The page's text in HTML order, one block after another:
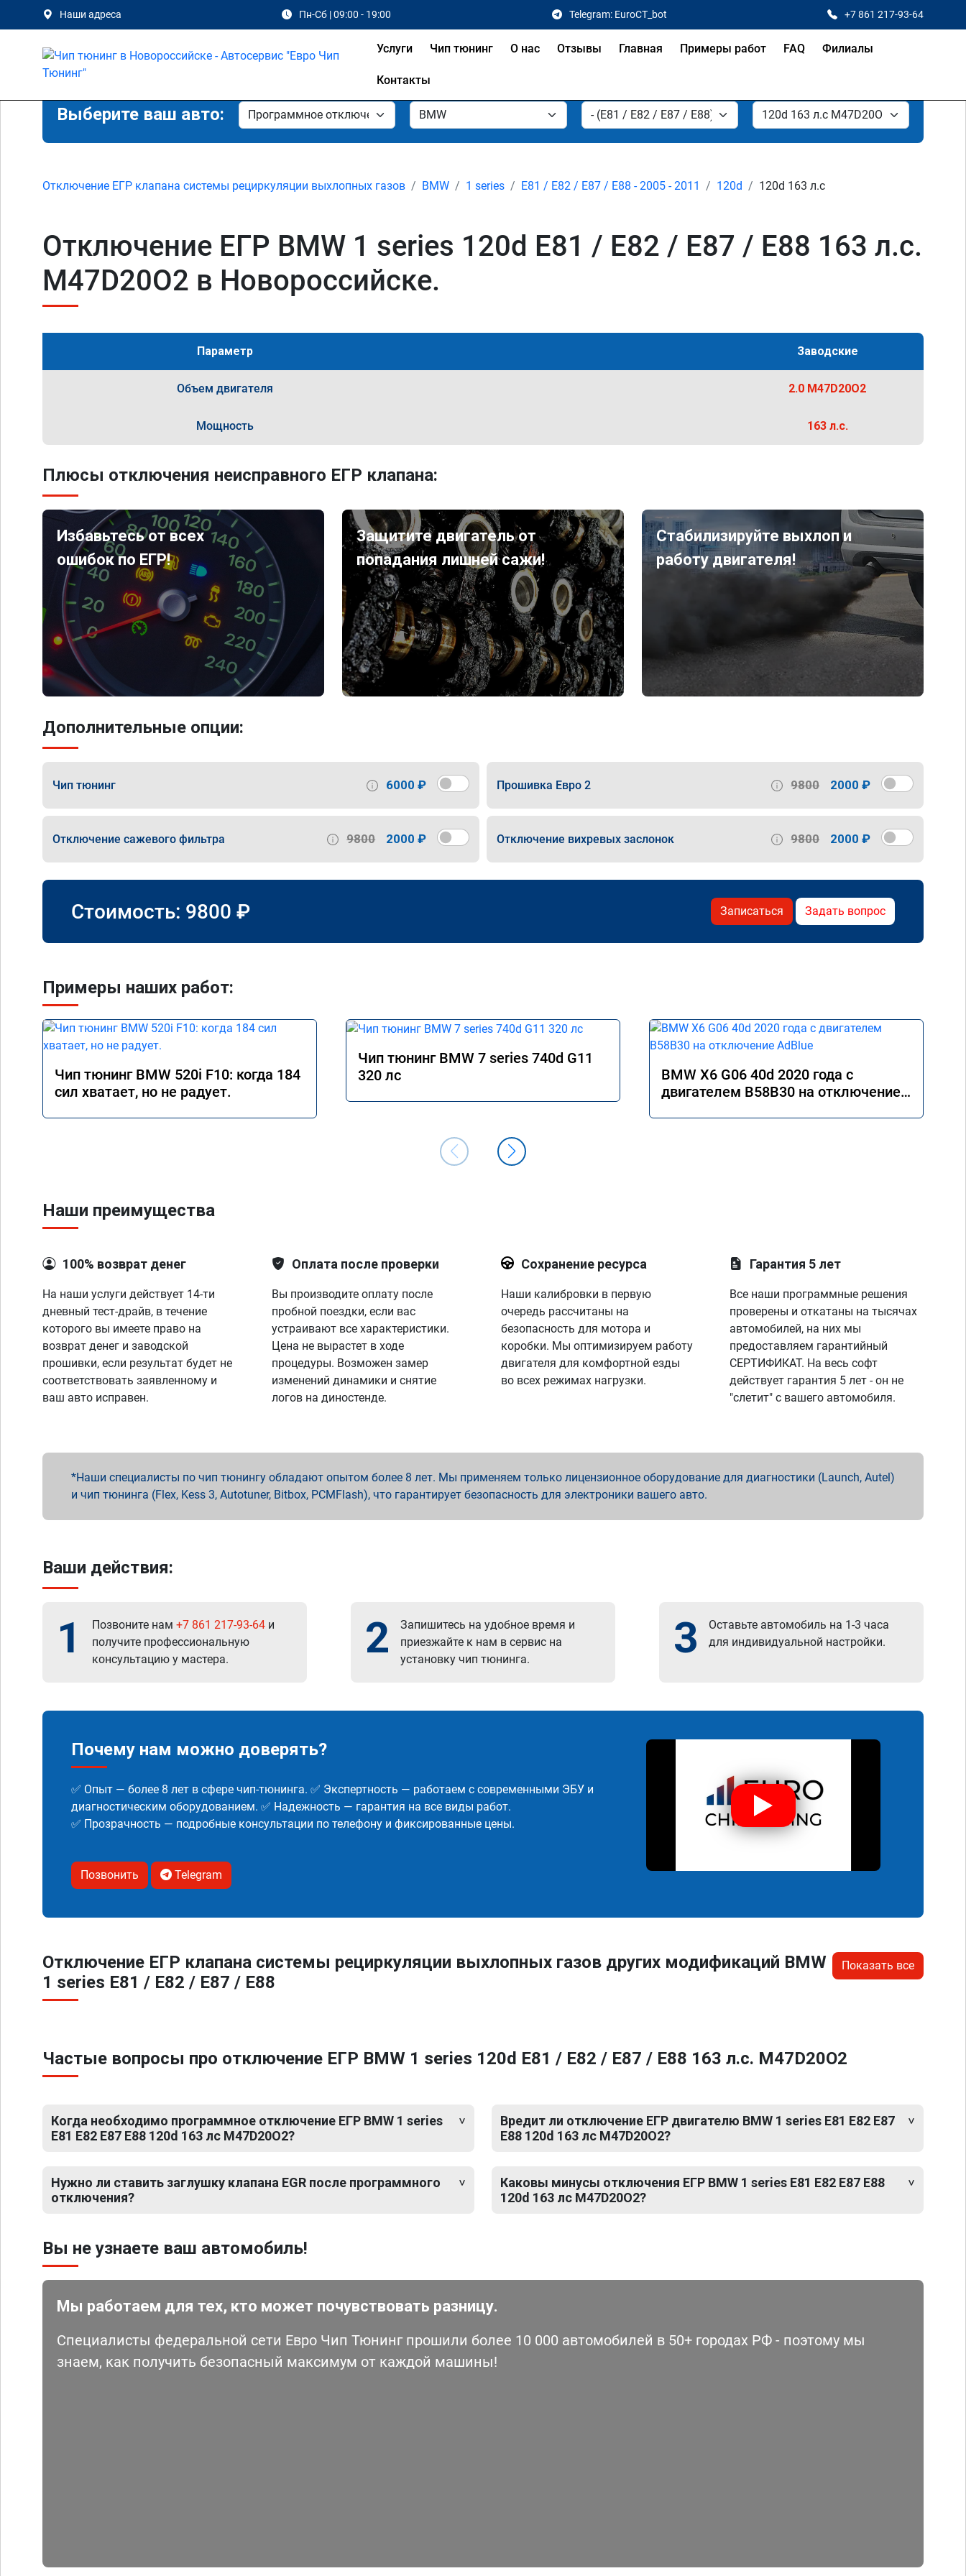
Наши адреса Пн-Сб | 09:00 - 19:00 Telegram: EuroCT_bot +7 861 217-93-64
Услуги Чип тюнинг О нас Отзывы Главная Примеры работ FAQ Филиалы
Контакты
Выберите ваш авто:
Отключение ЕГР клапана системы рециркуляции выхлопных газов BMW 1 series E81 / E82 / E87 / E88 - 2005 - 2011 120d 120d 163 л.с
Отключение ЕГР BMW 1 series 120d E81 / E82 / E87 / E88 163 л.с.
M47D20O2 в Новороссийске.
Параметр Заводские
Объем двигателя 2.0 M47D20O2
Мощность 163 л.с.
Плюсы отключения неисправного ЕГР клапана:
Избавьтесь от всех
ошибок по ЕГР!
Защитите двигатель от
попадания лишней сажи!
Стабилизируйте выхлоп и
работу двигателя!
Дополнительные опции:
Чип тюнинг 6000 ₽ Прошивка Евро 2 9800 2000 ₽
Отключение сажевого фильтра 9800 2000 ₽ Отключение вихревых заслонок 9800 2000 ₽
Стоимость: 9800 ₽ Записаться Задать вопрос
Примеры наших работ:
Чип тюнинг BMW 520i F10: когда 184
сил хватает, но не радует.
Чип тюнинг BMW 7 series 740d G11
320 лс
BMW X6 G06 40d 2020 года с
двигателем B58B30 на отключение
Наши преимущества
100% возврат денег
На наши услуги действует 14-ти
дневный тест-драйв, в течение
которого вы имеете право на
возврат денег и заводской
прошивки, если результат будет не
соответствовать заявленному и
ваш авто исправен.
Оплата после проверки
Вы производите оплату после
пробной поездки, если вас
устраивают все характеристики.
Цена не вырастет в ходе
процедуры. Возможен замер
изменений динамики и снятие
логов на диностенде.
Сохранение ресурса
Наши калибровки в первую
очередь рассчитаны на
безопасность для мотора и
коробки. Мы оптимизируем работу
двигателя для комфортной езды
во всех режимах нагрузки.
Гарантия 5 лет
Все наши программные решения
проверены и откатаны на тысячах
автомобилей, на них мы
предоставляем гарантийный
СЕРТИФИКАТ. На весь софт
действует гарантия 5 лет - он не
"слетит" с вашего автомобиля.
Наши специалисты по чип тюнингу обладают опытом более 8 лет. Мы применяем только лицензионное оборудование для диагностики (Launch, Autel)
и чип тюнинга (Flex, Kess 3, Autotuner, Bitbox, PCMFlash), что гарантирует безопасность для электроники вашего авто.
Ваши действия:
1 Позвоните нам +7 861 217-93-64 и
получите профессиональную
консультацию у мастера.
2
Запишитесь на удобное время и
приезжайте к нам в сервис на
установку чип тюнинга.
3
Оставьте автомобиль на 1-3 часа
для индивидуальной настройки.
Почему нам можно доверять?
✅ Опыт — более 8 лет в сфере чип-тюнинга. ✅ Экспертность — работаем с современными ЭБУ и
диагностическим оборудованием. ✅ Надежность — гарантия на все виды работ.
✅ Прозрачность — подробные консультации по телефону и фиксированные цены.
Позвонить Telegram
Отключение ЕГР клапана системы рециркуляции выхлопных газов других модификаций BMW
1 series E81 / E82 / E87 / E88
Показать все
Частые вопросы про отключение ЕГР BMW 1 series 120d E81 / E82 / E87 / E88 163 л.с. M47D20O2
Когда необходимо программное отключение ЕГР BMW 1 series
E81 E82 E87 E88 120d 163 лс M47D20O2?
Нужно ли ставить заглушку клапана EGR после программного
отключения?
Вредит ли отключение ЕГР двигателю BMW 1 series E81 E82 E87
E88 120d 163 лс M47D20O2?
Каковы минусы отключения ЕГР BMW 1 series E81 E82 E87 E88
120d 163 лс M47D20O2?
Вы не узнаете ваш автомобиль!
Мы работаем для тех, кто может почувствовать разницу.
Специалисты федеральной сети Евро Чип Тюнинг прошили более 10 000 автомобилей в 50+ городах РФ - поэтому мы
знаем, как получить безопасный максимум от каждой машины!